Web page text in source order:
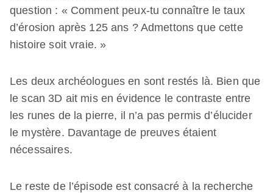
question : « Comment peux-tu connaître le taux
d’érosion après 125 ans ? Admettons que cette
histoire soit vraie. »
Les deux archéologues en sont restés là. Bien que
le scan 3D ait mis en évidence le contraste entre
les runes de la pierre, il n’a pas permis d’élucider
le mystère. Davantage de preuves étaient
nécessaires.
Le reste de l’épisode est consacré à la recherche